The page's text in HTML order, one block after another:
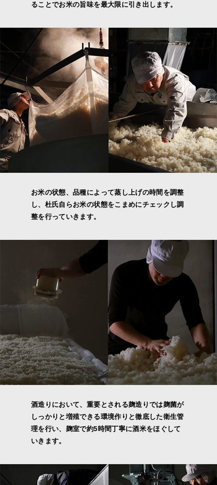
ることでお米の旨味を最大限に引き出します。
お米の状態、品種によって蒸し上げの時間を調整
し、杜氏自らお米の状態をこまめにチェックし調
整を行っていきます。
酒造りにおいて、重要とされる麹造りでは麹菌が
しっかりと増殖できる環境作りと徹底した衛生管
理を行い、麹室で約5時間丁寧に酒米をほぐして
いきます。